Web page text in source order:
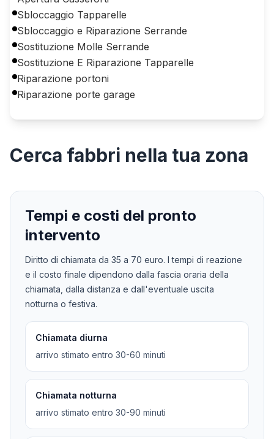
Sbloccaggio Tapparelle
Sbloccaggio e Riparazione Serrande
Sostituzione Molle Serrande
Sostituzione E Riparazione Tapparelle
Riparazione portoni
Riparazione porte garage
Cerca fabbri nella tua zona
Tempi e costi del pronto
intervento
Diritto di chiamata da 35 a 70 euro. I tempi di reazione
e il costo finale dipendono dalla fascia oraria della
chiamata, dalla distanza e dall'eventuale uscita
notturna o festiva.
Chiamata diurna
arrivo stimato entro 30-60 minuti
Chiamata notturna
arrivo stimato entro 30-90 minuti